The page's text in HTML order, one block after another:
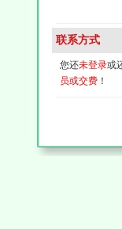
联系方式
您还未登录或
员或交费 ！